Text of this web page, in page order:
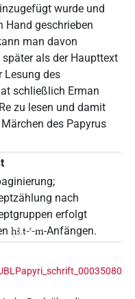
wurde und
Hand geschrieben
man davon
als der Haupttext
Lesung des
schließlich Erman
zu lesen und damit
des Papyrus
nach
erfolgt
ḥꜣ.t-ꜥ-m-Anfängen.